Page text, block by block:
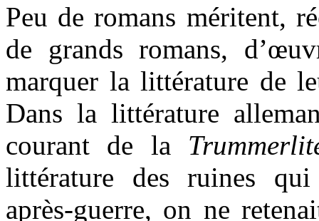
Peu de romans méritent,
de grands romans,
marquer la littérature de
Dans la littérature
courant de la
littérature des ruines
après-guerre, on ne